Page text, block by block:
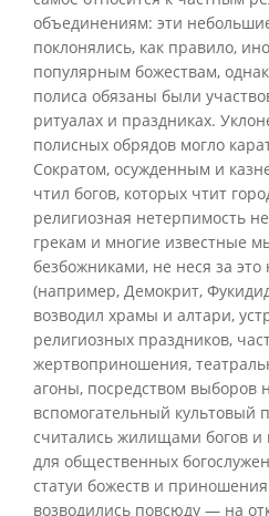
объединениям: эти
поклонялись, как правило,
популярным божествам,
полиса обязаны были
ритуалах и праздниках.
полисных обрядов могло
Сократом, осужденным и
чтил богов, которых чтит
религиозная нетерпимость
грекам и многие известные
безбожниками, не неся за это
(например, Демокрит,
возводил храмы и алтари,
религиозных праздников,
жертвоприношения,
агоны, посредством выборов
вспомогательный культовый
считались жилищами богов
для общественных
статуи божеств и
возводились повсюду — на